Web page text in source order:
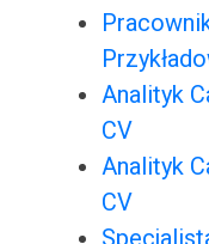
Analityk
CV
Analityk
CV